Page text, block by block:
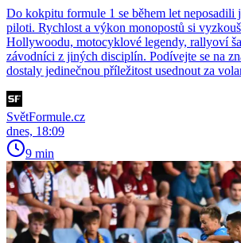
Do kokpitu formule 1 se během let neposadili
piloti. Rychlost a výkon monopostů si
Hollywoodu, motocyklové legendy, rallyoví
závodníci z jiných disciplín. Podívejte se na
dostaly jedinečnou příležitost usednout za
SvětFormule.cz
dnes, 18:09
9 min